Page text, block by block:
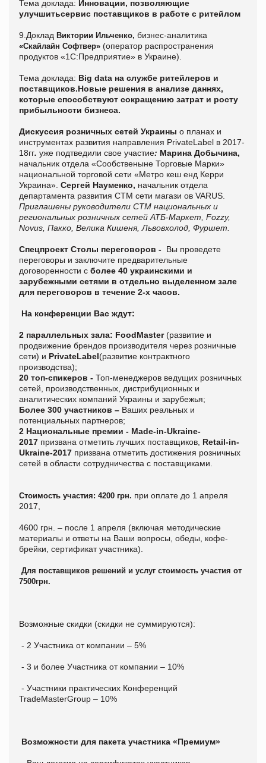
Тема доклада: Инновации, позволяющие
улучшитьсервис поставщиков в работе с ритейлом
9.Доклад Виктории Ильченко, бизнес-аналитика
«Скайлайн Софтвер» (оператор распространения
продуктов «1С:Предприятие» в Украине).
Тема доклада: Big data на службе ритейлеров и
поставщиков.Новые решения в анализе даннях,
которые способствуют сокращению затрат и росту
прибыльности бизнеса.
Дискуссия розничных сетей Украины о планах и
инструментах развития направления PrivateLabel в 2017-
18гг. уже подтведили свое участие: Марина Добычина,
начальник отдела «Сообственыне Торговые Марки»
национальной торговой сети «Метро кеш енд Керри
Украина». Сергей Науменко, начальник отдела
департамента развития СТМ сети магази ов VARUS.
Приглашены руководители СТМ национальных и
региональных розничных сетей АТБ-Маркет, Fozzy,
Novus, Пакко, Велика Кишеня, Львовхолод, Фуршет.
Спецпроект Столы переговоров - Вы проведете
переговоры и заключите предварительные
договоренности с более 40 украинскими и
зарубежными сетями в отдельно выделенном зале
для переговоров в течение 2-х часов.
На конференции Вас ждут:
2 параллельных зала: FoodMaster(развитие и
продвижение брендов производителя через розничные
сети) и PrivateLabel(развитие контрактного
производства);
20 топ-спикеров - Топ-менеджеров ведущих розничных
сетей, производственных, дистрибуционных и
аналитических компаний Украины и зарубежья;
Более 300 участников – Ваших реальных и
потенциальных партнеров;
2 Национальные премии - Made-in-Ukraine-
2017 призвана отметить лучших поставщиков, Retail-in-
Ukraine-2017 призвана отметить достижения розничных
сетей в области сотрудничества с поставщиками.
Стоимость участия: 4200 грн. при оплате до 1 апреля
2017,
4600 грн. – после 1 апреля (включая методические
материалы и ответы на Ваши вопросы, обеды, кофе-
брейки, сертификат участника).
Для поставщиков решений и услуг стоимость участия от
7500грн.
Возможные скидки (скидки не суммируются):
- 2 Участника от компании – 5%
- 3 и более Участника от компании – 10%
- Участники практических Конференций
TradeMasterGroup – 10%
Возможности для пакета участника «Премиум»